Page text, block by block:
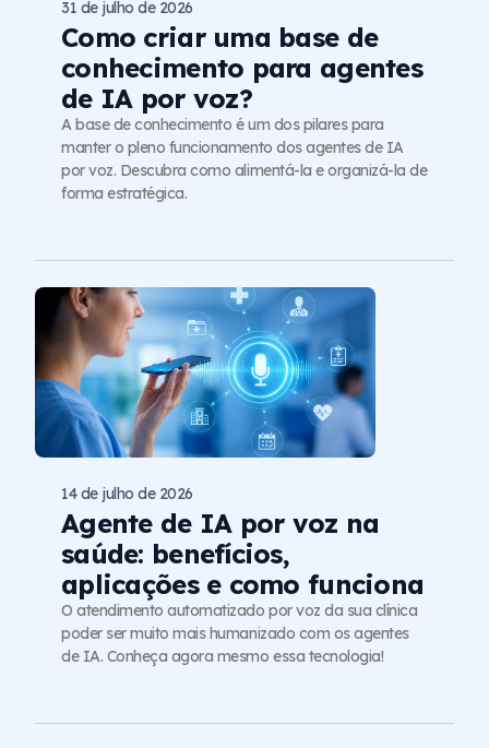
Como criar uma base de
conhecimento para agentes
de IA por voz?
31 de julho de 2026
A base de conhecimento é um dos pilares para
manter o pleno funcionamento dos agentes de IA
por voz. Descubra como alimentá-la e organizá-la de
forma estratégica.
Agente de IA por voz na
saúde: benefícios,
aplicações e como funciona
14 de julho de 2026
O atendimento automatizado por voz da sua clínica
poder ser muito mais humanizado com os agentes
de IA. Conheça agora mesmo essa tecnologia!